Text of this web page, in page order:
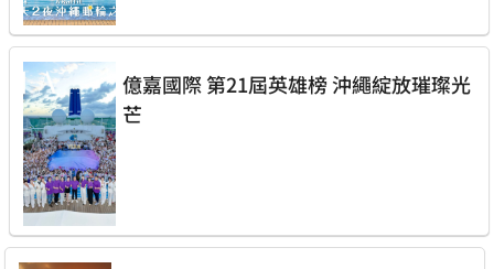
億嘉國際 第21屆英雄榜 沖繩綻放璀璨光
芒